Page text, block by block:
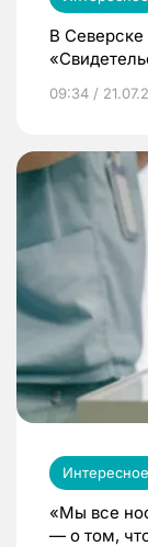
В
09:34 /
Интересное
«Мы все
— о том,